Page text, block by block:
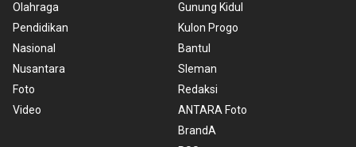
Olahraga
Pendidikan
Nasional
Nusantara
Foto
Video
Gunung Kidul
Kulon Progo
Bantul
Sleman
Redaksi
ANTARA Foto
BrandA